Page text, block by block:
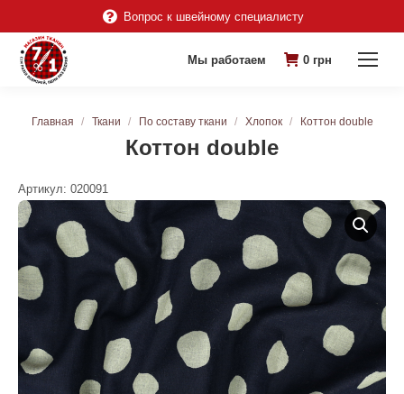
Вопрос к швейному специалисту
Мы работаем 0 грн
Коттон double
Вы здесь:
Главная Ткани По составу ткани Хлопок Коттон double
Артикул: 020091